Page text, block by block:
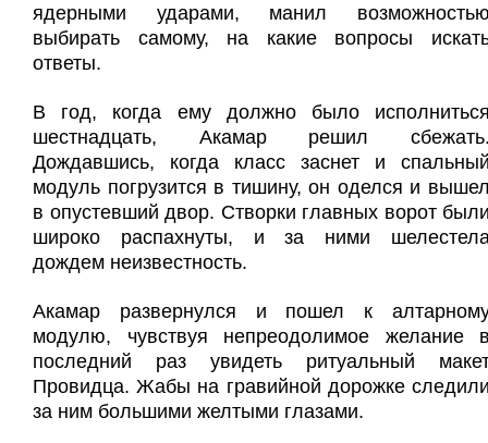
ядерными ударами, манил
выбирать самому, на какие вопросы
ответы.
В год, когда ему должно было
шестнадцать, Акамар решил
Дождавшись, когда класс заснет и
модуль погрузится в тишину, он оделся и
в опустевший двор. Створки главных ворот
широко распахнуты, и за ними
дождем неизвестность.
Акамар развернулся и пошел к
модулю, чувствуя непреодолимое желание
последний раз увидеть ритуальный
Провидца. Жабы на гравийной дорожке
за ним большими желтыми глазами.